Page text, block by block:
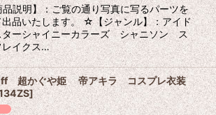
説明】：ご覧の通り写真に写るパーツを
出品いたします。 ☆【ジャンル】：アイド
ターシャイニーカラーズ シャニソン ス
レイクス…
超かぐや姫 帝アキラ コスプレ衣装
]